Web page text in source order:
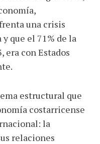
una crisis
que el 71% de la
era con Estados
estructural que
costarricense
la
relaciones